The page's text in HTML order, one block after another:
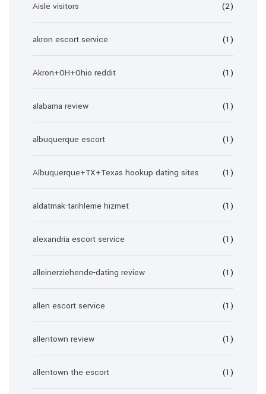
Aisle visitors (2)
akron escort service (1)
Akron+OH+Ohio reddit (1)
alabama review (1)
albuquerque escort (1)
Albuquerque+TX+Texas hookup dating sites (1)
aldatmak-tarihleme hizmet (1)
alexandria escort service (1)
alleinerziehende-dating review (1)
allen escort service (1)
allentown review (1)
allentown the escort (1)